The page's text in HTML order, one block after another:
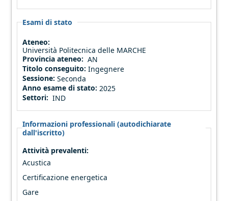
Esami di stato
Ateneo:
Università Politecnica delle MARCHE
Provincia ateneo: AN
Titolo conseguito:Ingegnere
Sessione:Seconda
Anno esame di stato: 2025
Settori: IND
Informazioni professionali (autodichiarate
dall'iscritto)
Attività prevalenti:
Acustica
Certificazione energetica
Gare